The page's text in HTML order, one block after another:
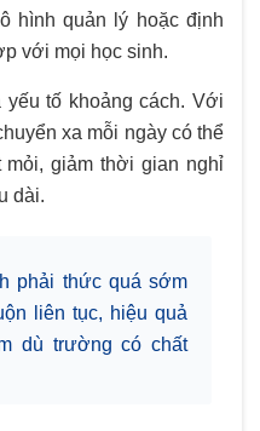
hình quản lý hoặc định
với mọi học sinh.
tố khoảng cách. Với
xa mỗi ngày có thể
mỏi, giảm thời gian nghỉ
dài.
phải thức quá sớm
liên tục, hiệu quả
dù trường có chất